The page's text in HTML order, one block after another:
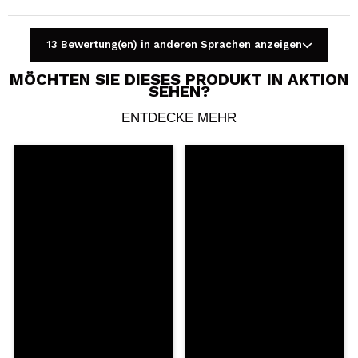
Ein Video oder Foto teilen
Dein Video könnte das erste sein. Stell es dir vor...
13 Bewertung(en) in anderen Sprachen anzeigen
MÖCHTEN SIE DIESES PRODUKT IN AKTION
SEHEN?
ENTDECKE MEHR